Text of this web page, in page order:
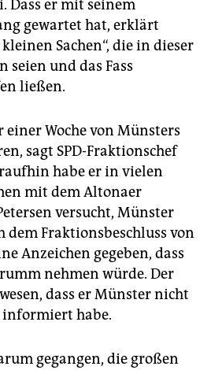
Dass er mit seinem
gewartet hat, erklärt
Sachen“, die in dieser
seien und das Fass
ließen.
einer Woche von Münsters
sagt SPD-Fraktionschef
habe er in vielen
mit dem Altonaer
versucht, Münster
dem Fraktionsbeschluss von
Anzeichen gegeben, dass
nehmen würde. Der
dass er Münster nicht
informiert habe.
gegangen, die großen